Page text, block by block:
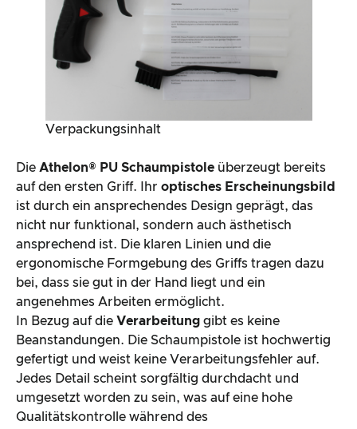
Verpackungsinhalt
Die Athelon® PU Schaumpistole überzeugt bereits
auf den ersten Griff. Ihr optisches Erscheinungsbild
ist durch ein ansprechendes Design geprägt, das
nicht nur funktional, sondern auch ästhetisch
ansprechend ist. Die klaren Linien und die
ergonomische Formgebung des Griffs tragen dazu
bei, dass sie gut in der Hand liegt und ein
angenehmes Arbeiten ermöglicht.
In Bezug auf die Verarbeitung gibt es keine
Beanstandungen. Die Schaumpistole ist hochwertig
gefertigt und weist keine Verarbeitungsfehler auf.
Jedes Detail scheint sorgfältig durchdacht und
umgesetzt worden zu sein, was auf eine hohe
Qualitätskontrolle während des